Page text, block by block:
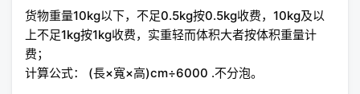
货物重量10kg以下，不足0.5kg按0.5kg收费，10kg及以
上不足1kg按1kg收费，实重轻而体积大者按体积重量计
费；
计算公式： (長×寬×高)cm÷6000 .不分泡。